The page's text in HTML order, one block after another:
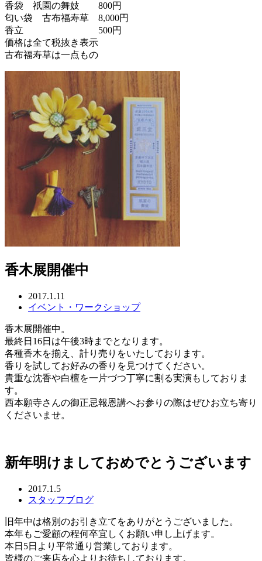
​香袋 祇園の舞妓 800円
匂い袋 古布福寿草 8,000円
​香立 500円
価格は全て税抜き表示
古布福寿草は一点もの
香木展開催中
2017.1.11
イベント・ワークショップ
香木展開催中。
最終日16日は午後3時までとなります。
各種香木を揃え、計り売りをいたしております。
香りを試してお好みの香りを見つけてください。
​貴重な沈香や白檀を一片づつ丁寧に割る実演もしておりま
す。
​西本願寺さんの御正忌報恩講へお参りの際はぜひお立ち寄り
くださいませ。
新年明けましておめでとうございます
2017.1.5
スタッフブログ
旧年中は格別のお引き立てをありがとうございました。
本年もご愛顧の程何卒宜しくお願い申し上げます。
本日5日より平常通り営業しております。
皆様のご来店を心よりお待ちしております。